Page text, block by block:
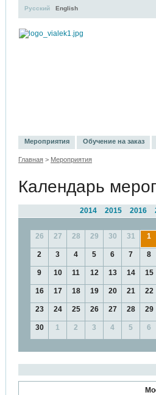
Русский English
Мероприятия Обучение на заказ
Главная > Мероприятия
Календарь
2016
2015
2014
26 27 28 29 30 31 1
2 3 4 5 6 7 8
9 10 11 12 13 14 15
16 17 18 19 20 21 22
23 24 25 26 27 28 29
30 1 2 3 4 5 6